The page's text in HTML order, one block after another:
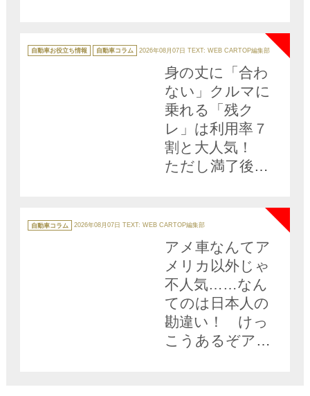
テ
ゴ
自動車お役立ち情報 自動車コラム 2026年08月07日 TEXT: WEB CARTOP編集部
身の丈に「合わ
ない」クルマに
乗れる「残ク
レ」は利用率７
割と大人気！
ただし満了後に
者が語る
テ
ゴ
自動車コラム 2026年08月07日 TEXT: WEB CARTOP編集部
アメ車なんてア
メリカ以外じゃ
不人気……なん
てのは日本人の
勘違い！ けっ
こうあるぞアメ